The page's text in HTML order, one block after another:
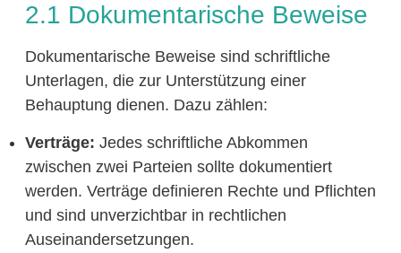
2.1 Dokumentarische Beweise
Dokumentarische Beweise sind schriftliche
Unterlagen, die zur Unterstützung einer
Behauptung dienen. Dazu zählen:
Verträge: Jedes schriftliche Abkommen
zwischen zwei Parteien sollte dokumentiert
werden. Verträge definieren Rechte und Pflichten
und sind unverzichtbar in rechtlichen
Auseinandersetzungen.